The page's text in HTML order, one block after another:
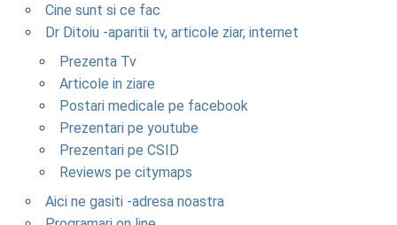
Cine sunt si ce fac
Dr Ditoiu -aparitii tv, articole ziar, internet
Prezenta Tv
Articole in ziare
Postari medicale pe facebook
Prezentari pe youtube
Prezentari pe CSID
Reviews pe citymaps
Aici ne gasiti -adresa noastra